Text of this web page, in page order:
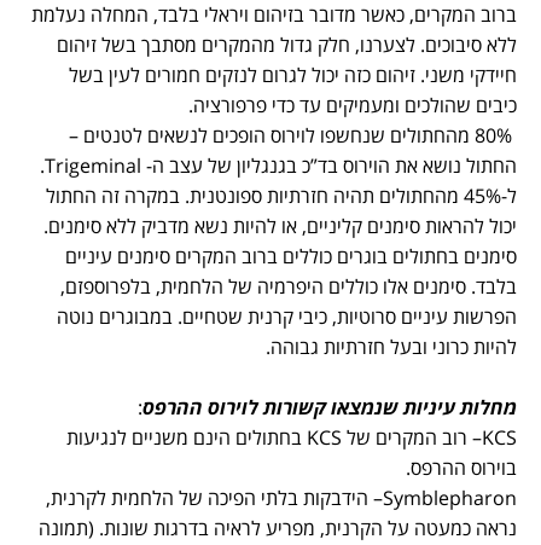
ברוב המקרים, כאשר מדובר בזיהום ויראלי בלבד, המחלה נעלמת
ללא סיבוכים. לצערנו, חלק גדול מהמקרים מסתבך בשל זיהום
חיידקי משני. זיהום כזה יכול לגרום לנזקים חמורים לעין בשל
כיבים שהולכים ומעמיקים עד כדי פרפורציה.
80% מהחתולים שנחשפו לוירוס הופכים לנשאים לטנטים –
החתול נושא את הוירוס בד”כ בגנגליון של עצב ה- Trigeminal
.
ל-45% מהחתולים תהיה חזרתיות ספונטנית. במקרה זה החתול
יכול להראות סימנים קליניים, או להיות נשא מדביק ללא סימנים.
סימנים בחתולים בוגרים כוללים ברוב המקרים סימנים עיניים
בלבד. סימנים אלו כוללים היפרמיה של הלחמית, בלפרוספזם,
הפרשות עיניים סרוטיות, כיבי קרנית שטחיים. במבוגרים נוטה
להיות כרוני ובעל חזרתיות גבוהה.
מחלות עיניות שנמצאו קשורות לוירוס ההרפס:
KCS– רוב המקרים של KCS בחתולים הינם משניים לנגיעות
בוירוס ההרפס.
Symblepharon– הידבקות בלתי הפיכה של הלחמית לקרנית,
נראה כמעטה על הקרנית, מפריע לראיה בדרגות שונות. (תמונה